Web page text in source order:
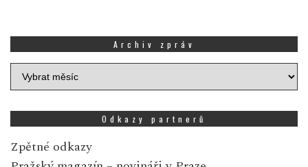
Archiv zpráv
Archiv
zpráv
Odkazy partnerů
Zpětné odkazy